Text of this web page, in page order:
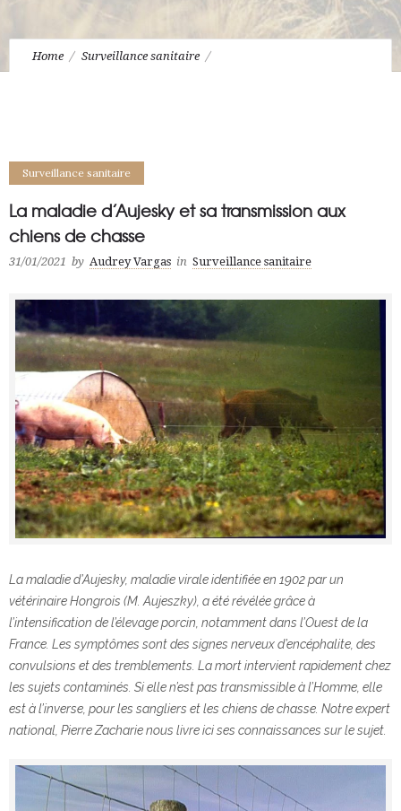
Home Surveillance sanitaire
Surveillance sanitaire
La maladie d’Aujesky et sa transmission aux
chiens de chasse
31/01/2021 by Audrey Vargas in Surveillance sanitaire
La maladie d’Aujesky, maladie virale identifiée en 1902 par un
vétérinaire Hongrois (M. Aujeszky), a été révélée grâce à
l’intensification de l’élevage porcin, notamment dans l’Ouest de la
France. Les symptômes sont des signes nerveux d’encéphalite, des
convulsions et des tremblements. La mort intervient rapidement chez
les sujets contaminés. Si elle n’est pas transmissible à l’Homme, elle
est à l’inverse, pour les sangliers et les chiens de chasse. Notre expert
national, Pierre Zacharie nous livre ici ses connaissances sur le sujet.